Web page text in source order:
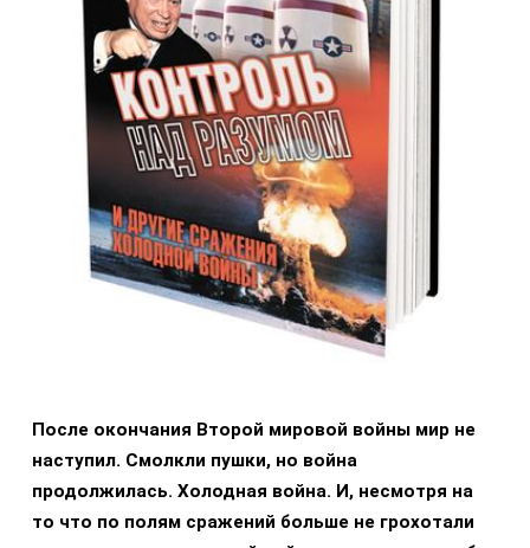
После окончания Второй мировой войны мир не
наступил. Смолкли пушки, но война
продолжилась. Холодная война. И, несмотря на
то что по полям сражений больше не грохотали